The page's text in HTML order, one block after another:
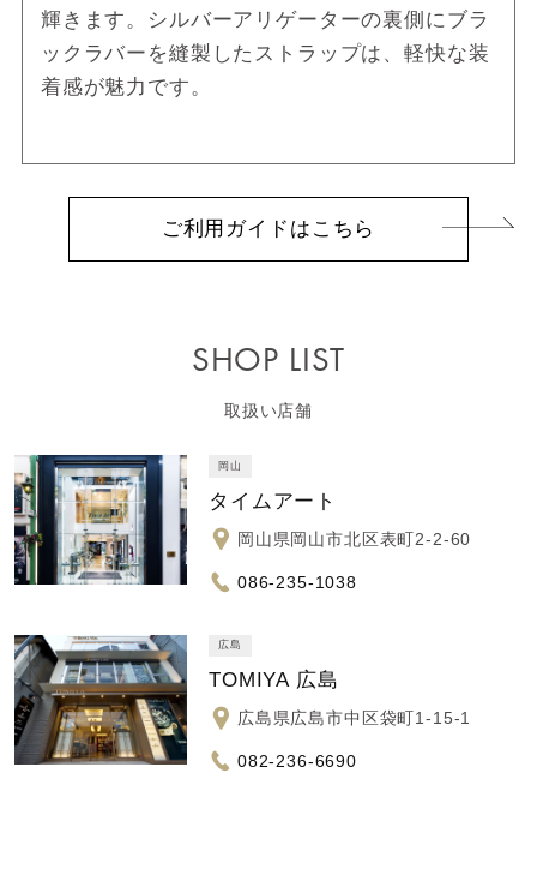
輝きます。シルバーアリゲーターの裏側にブラ
ックラバーを縫製したストラップは、軽快な装
着感が魅力です。
ご利用ガイドはこちら
SHOP LIST
取扱い店舗
岡山
タイムアート
岡山県岡山市北区表町2-2-60
086-235-1038
広島
TOMIYA 広島
広島県広島市中区袋町1-15-1
082-236-6690